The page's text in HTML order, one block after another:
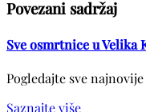
Povezani sadržaj
Sve osmrtnice u Velika
Pogledajte sve
Saznajte više